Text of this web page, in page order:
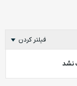
فیلتر کردن
نشد